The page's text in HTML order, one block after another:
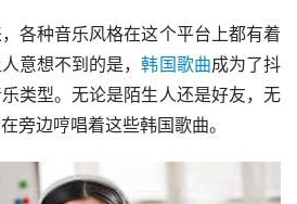
各种音乐风格在这个平台上都有着
意想不到的是，韩国歌曲成为了抖
类型。无论是陌生人还是好友，无
旁边哼唱着这些韩国歌曲。